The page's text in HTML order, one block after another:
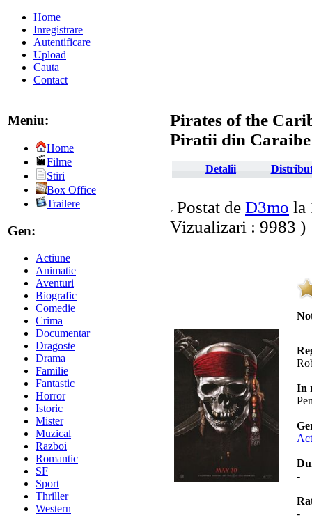
Home
Inregistrare
Autentificare
Upload
Cauta
Contact
Meniu:
Home
Filme
Stiri
Box Office
Trailere
Gen:
Actiune
Animatie
Aventuri
Biografic
Comedie
Crima
Documentar
Dragoste
Drama
Familie
Fantastic
Horror
Istoric
Mister
Muzical
Razboi
Romantic
SF
Sport
Thriller
Western
Pirates of the
Piratii din
Detalii
Postat de D3mo la
Vizualizari : 9983 )
In
-
-